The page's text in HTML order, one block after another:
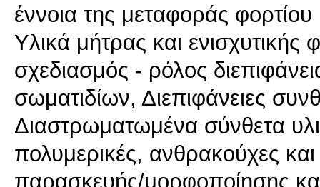
έννοια της μεταφοράς φορτίου
Υλικά μήτρας και
σχεδιασμός - ρόλος
σωματιδίων, Διεπιφάνειες
Διαστρωματωμένα σύνθετα
πολυμερικές, ανθρακούχες
παρασκευής/μορφοποίησης